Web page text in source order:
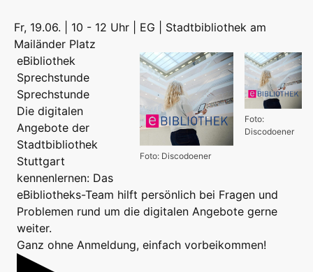
Fr, 19.06. | 10 - 12 Uhr | EG | Stadtbibliothek am
Mailänder Platz
Foto:
Discodoener
Foto: Discodoener
eBibliothek
Sprechstunde
Sprechstunde
Die digitalen
Angebote der
Stadtbibliothek
Stuttgart
kennenlernen: Das
eBibliotheks-Team hilft persönlich bei Fragen und
Problemen rund um die digitalen Angebote gerne
weiter.
Ganz ohne Anmeldung, einfach vorbeikommen!